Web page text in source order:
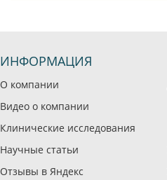
ИНФОРМАЦИЯ
О компании
Видео о компании
Клинические исследования
Научные статьи
Отзывы в Яндекс